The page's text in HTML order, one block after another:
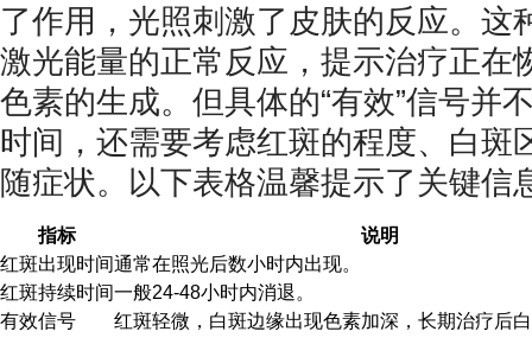
了作用，光照刺激了皮肤的反应。这
激光能量的正常反应，提示治疗正在
色素的生成。但具体的“有效”信号并
时间，还需要考虑红斑的程度、白斑
随症状。以下表格温馨提示了关键信
指标
说明
红斑出现时间通常在照光后数小时内出现。
红斑持续时间一般24-48小时内消退。
有效信号
红斑轻微，白斑边缘出现色素加深，长期治疗后